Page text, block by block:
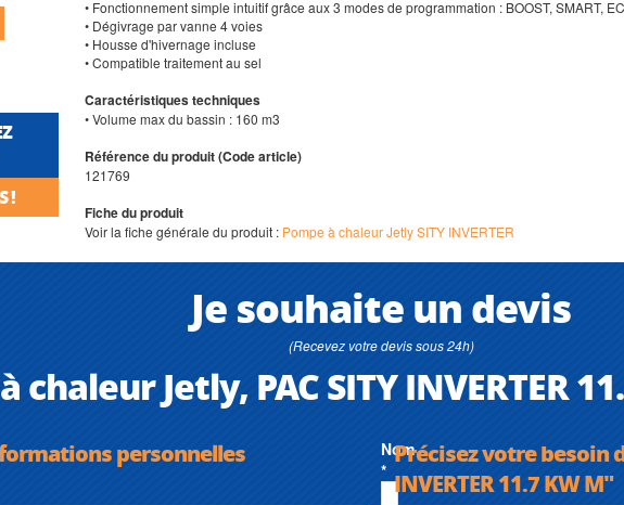
!
• Fonctionnement simple intuitif grâce aux 3 modes de programmation : BOOST, SMART,
• Dégivrage par vanne 4 voies
• Housse d'hivernage incluse
• Compatible traitement au sel
Caractéristiques techniques
• Volume max du bassin : 160 m3
Référence du produit (Code article)
121769
Fiche du produit
Voir la fiche générale du produit : Pompe à chaleur Jetly SITY INVERTER
Je souhaite un devis
(Recevez votre devis sous 24h)
chaleur Jetly, PAC SITY INVERTER
personnelles
Nom
*
Précisez votre besoin
INVERTER 11.7 KW M"